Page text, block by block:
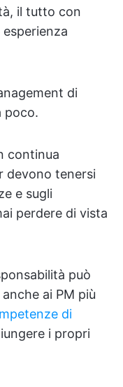
il tutto con
di
poco.
continua
devono tenersi
e sugli
perdere di vista
può
ai PM più
di
i propri